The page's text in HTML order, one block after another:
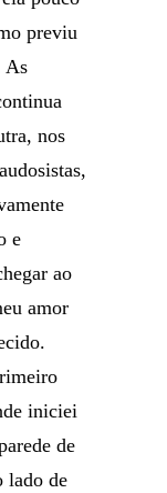
previu
As
nos
e
ao
amor
iniciei
de
lado de